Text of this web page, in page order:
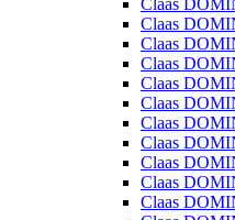
Claas
Claas
Claas
Claas
Claas
Claas
Claas
Claas
Claas
Claas
Claas